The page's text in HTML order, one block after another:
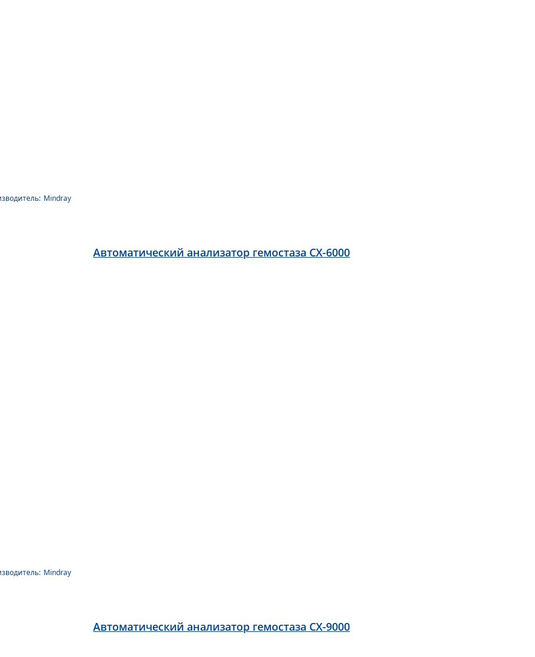
Mindray
Автоматический анализатор гемостаза CX-6000
Mindray
Автоматический анализатор гемостаза CX-9000